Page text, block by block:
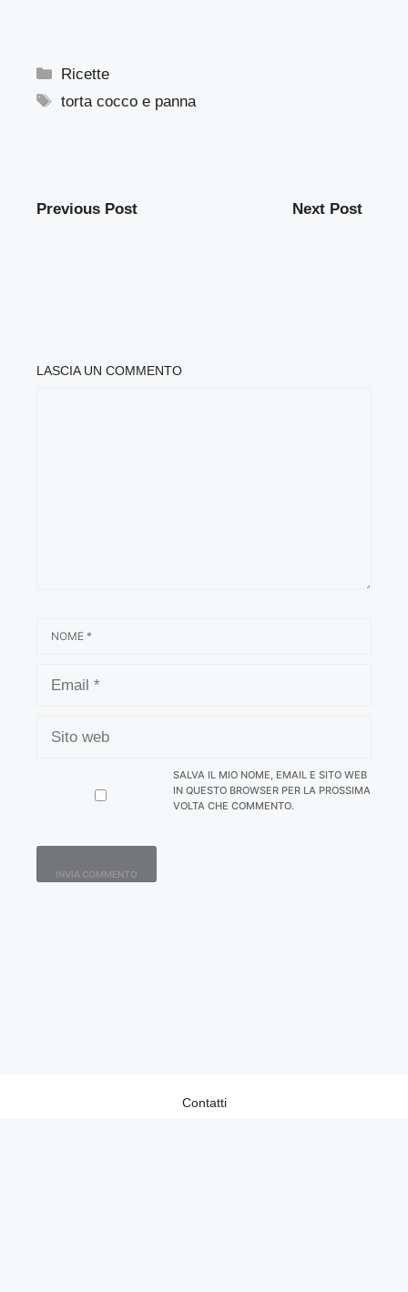
Categorie
Ricette
Tag
torta cocco e panna
Previous Post Next Post
LASCIA UN COMMENTO
WEB
SALVA IL MIO NOME, EMAIL E SITO WEB
IN QUESTO BROWSER PER LA PROSSIMA
VOLTA CHE COMMENTO.
Contatti